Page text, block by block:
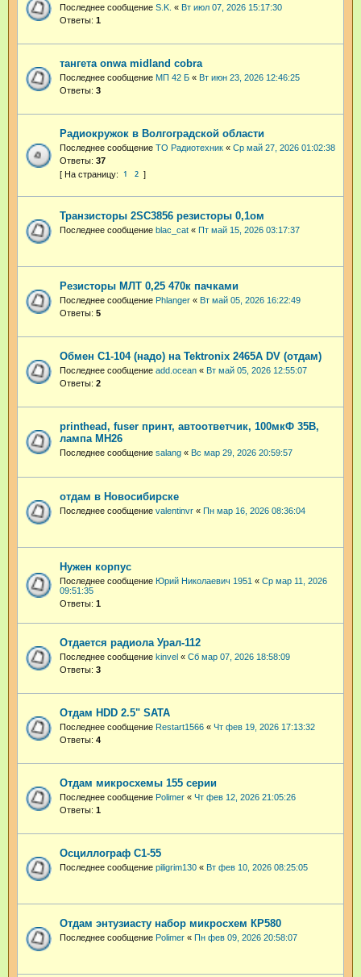
Последнее сообщение S.K. « Вт июл 07, 2026 15:17:30
Ответы: 1
тангета onwa midland cobra
Последнее сообщение МП 42 Б « Вт июн 23, 2026 12:46:25
Ответы: 3
Радиокружок в Волгоградской области
Последнее сообщение ТО Радиотехник « Ср май 27, 2026 01:02:38
Ответы: 37
1 2
Транзисторы 2SC3856 резисторы 0,1ом
Последнее сообщение blac_cat « Пт май 15, 2026 03:17:37
Резисторы МЛТ 0,25 470к пачками
Последнее сообщение Phlanger « Вт май 05, 2026 16:22:49
Ответы: 5
Обмен С1-104 (надо) на Tektronix 2465A DV (отдам)
Последнее сообщение add.ocean « Вт май 05, 2026 12:55:07
Ответы: 2
printhead, fuser принт, автоответчик, 100мкФ 35В,
лампа МН26
Последнее сообщение salang « Вс мар 29, 2026 20:59:57
отдам в Новосибирске
Последнее сообщение valentinvr « Пн мар 16, 2026 08:36:04
Нужен корпус
Последнее сообщение Юрий Николаевич 1951 « Ср мар 11, 2026
09:51:35
Ответы: 1
Отдается радиола Урал-112
Последнее сообщение kinvel « Сб мар 07, 2026 18:58:09
Ответы: 3
Отдам HDD 2.5" SATA
Последнее сообщение Restart1566 « Чт фев 19, 2026 17:13:32
Ответы: 4
Отдам микросхемы 155 серии
Последнее сообщение Polimer « Чт фев 12, 2026 21:05:26
Ответы: 1
Осциллограф С1-55
Последнее сообщение piligrim130 « Вт фев 10, 2026 08:25:05
Отдам энтузиасту набор микросхем КР580
Последнее сообщение Polimer « Пн фев 09, 2026 20:58:07